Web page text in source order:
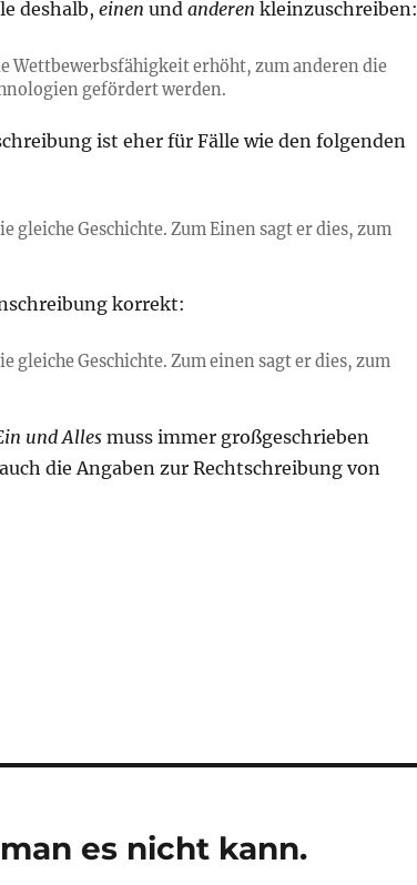
deshalb, einen und anderen kleinzuschreiben:
Wettbewerbsfähigkeit erhöht, zum anderen die
gefördert werden.
ist eher für Fälle wie den folgenden
gleiche Geschichte. Zum Einen sagt er dies, zum
korrekt:
gleiche Geschichte. Zum einen sagt er dies, zum
und Allesmuss immer großgeschrieben
die Angaben zur Rechtschreibung von
es nicht kann.